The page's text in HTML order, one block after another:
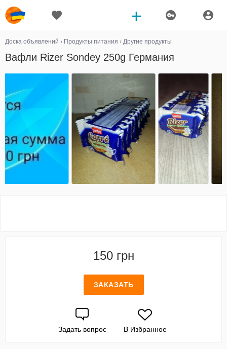
Доска объявлений › Продукты питания › Другие продукты
Вафли Rizer Sondey 250g Германия
150 грн
ЗАКАЗАТЬ
Задать вопрос В Избранное